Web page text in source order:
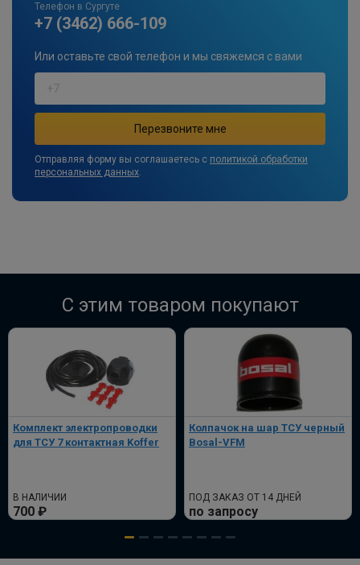
Телефон в Сургуте
+7 (3462) 666-109
Или оставьте свой телефон и мы свяжемся с вами
Отправляя форму вы соглашаетесь с политикой обработки
персональных данных.
C этим товаром покупают
Комплект электропроводки
для ТСУ 7 контактная Koffer
В НАЛИЧИИ
700 ₽
Колпачок на шар ТСУ черный
Bosal-VFM
ПОД ЗАКАЗ ОТ 14 ДНЕЙ
по запросу